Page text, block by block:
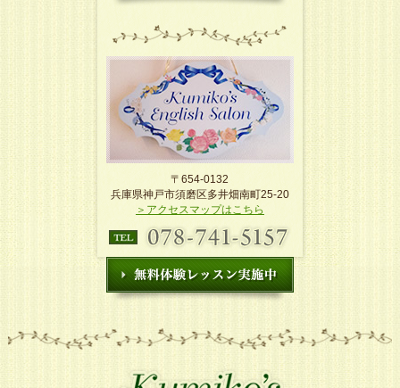
〒654-0132
兵庫県神戸市須磨区多井畑南町25-20
＞アクセスマップはこちら